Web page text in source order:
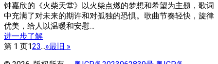
钟嘉欣的《火柴天堂》以火柴点燃的梦想和希望为主题，歌词
中充满了对未来的期许和对孤独的恐惧。歌曲节奏轻快，旋律
优美，给人以温暖和安慰…
进一步了解
第 1 页123...»最旧 »